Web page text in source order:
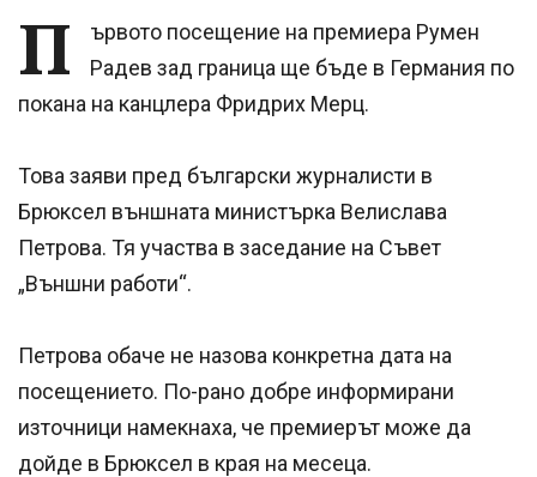
П
ървото посещение на премиера Румен
Радев зад граница ще бъде в Германия по
покана на канцлера Фридрих Мерц.
Това заяви пред български журналисти в
Брюксел външната министърка Велислава
Петрова. Тя участва в заседание на Съвет
„Външни работи“.
Петрова обаче не назова конкретна дата на
посещението. По-рано добре информирани
източници намекнаха, че премиерът може да
дойде в Брюксел в края на месеца.